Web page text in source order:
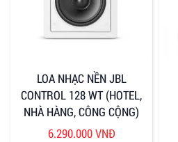
LOA NHẠC NỀN JBL
CONTROL 128 WT (HOTEL,
NHÀ HÀNG, CÔNG CỘNG)
6.290.000 VNĐ